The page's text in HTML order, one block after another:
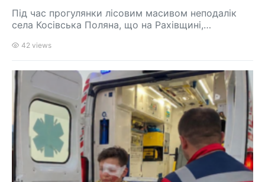
Під час прогулянки лісовим масивом неподалік
села Косівська Поляна, що на Рахівщині,…
42 views